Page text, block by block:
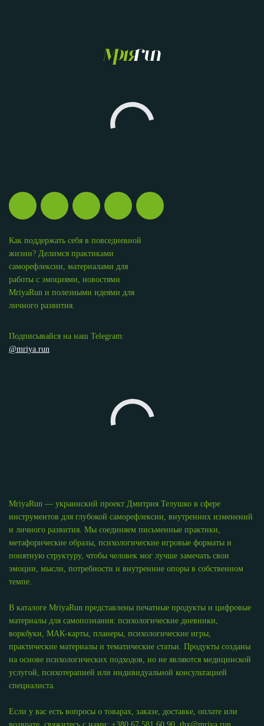
Как поддержать себя в повседневной
жизни? Делимся практиками
саморефлексии, материалами для
работы с эмоциями, новостями
MriyaRun и полезными идеями для
личного развития.
Подписывайся на наш Telegram:
@mriya.run
MriyaRun — украинский проект Дмитрия Телушко в сфере
инструментов для глубокой саморефлексии, внутренних изменений
и личного развития. Мы соединяем письменные практики,
метафорические образы, психологические игровые форматы и
понятную структуру, чтобы человек мог лучше замечать свои
эмоции, мысли, потребности и внутренние опоры в собственном
темпе.
В каталоге MriyaRun представлены печатные продукты и цифровые
материалы для самопознания: психологические дневники,
воркбуки, МАК-карты, планеры, психологические игры,
практические материалы и тематические статьи. Продукты созданы
на основе психологических подходов, но не являются медицинской
услугой, психотерапией или индивидуальной консультацией
специалиста.
Если у вас есть вопросы о товарах, заказе, доставке, оплате или